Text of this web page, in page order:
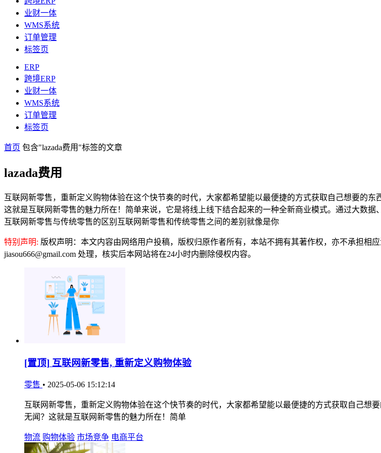
业财一体
WMS系统
订单管理
标签页
ERP
跨境ERP
业财一体
WMS系统
订单管理
标签页
首页 包含"lazada费用"标签的文章
lazada费用
互联网新零售，重新定义购物体验在这个快节奏的时代，大家都希望能以最便捷的方式获取自己想要的
这就是互联网新零售的魅力所在！简单来说，它是将线上线下结合起来的一种全新商业模式。通过大数
互联网新零售与传统零售的区别互联网新零售和传统零售之间的差别就像是你
特别声明: 版权声明：本文内容由网络用户投稿，版权归原作者所有，本站不拥有其著作权，亦不承担相
jiasou666@gmail.com 处理，核实后本网站将在24小时内删除侵权内容。
[置顶] 互联网新零售, 重新定义购物体验
零售 • 2025-05-06 15:12:14
互联网新零售，重新定义购物体验在这个快节奏的时代，大家都希望能以最便捷的方式获取自己想
无闻？这就是互联网新零售的魅力所在！简单
物流 购物体验 市场竞争 电商平台